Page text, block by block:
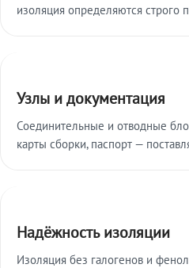
изоляция определяются строго
Узлы и документация
Соединительные и отводные
карты сборки, паспорт —
Надёжность изоляции
Изоляция без галогенов и